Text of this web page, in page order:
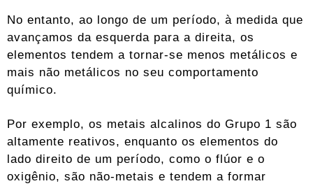
No entanto, ao longo de um período, à medida que
avançamos da esquerda para a direita, os
elementos tendem a tornar-se menos metálicos e
mais não metálicos no seu comportamento
químico.
Por exemplo, os metais alcalinos do Grupo 1 são
altamente reativos, enquanto os elementos do
lado direito de um período, como o flúor e o
oxigênio, são não-metais e tendem a formar